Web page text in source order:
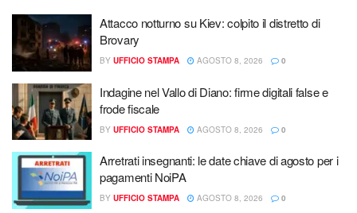
Attacco notturno su Kiev: colpito il distretto di
Brovary
BY UFFICIO STAMPA AGOSTO 8, 2026 0
Indagine nel Vallo di Diano: firme digitali false e
frode fiscale
BY UFFICIO STAMPA AGOSTO 8, 2026 0
Arretrati insegnanti: le date chiave di agosto per i
pagamenti NoiPA
BY UFFICIO STAMPA AGOSTO 8, 2026 0